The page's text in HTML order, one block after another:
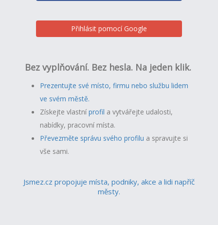
Přihlásit pomocí Google
Bez vyplňování. Bez hesla. Na jeden klik.
Prezentujte své místo, firmu nebo službu lidem
ve svém městě.
Získejte vlastníprofil a vytvářejte udalosti,
nabídky, pracovní místa.
Převezměte správu svého profilu a spravujte si
vše sami.
Jsmez.cz propojuje místa, podniky, akce a lidi napříč
městy.